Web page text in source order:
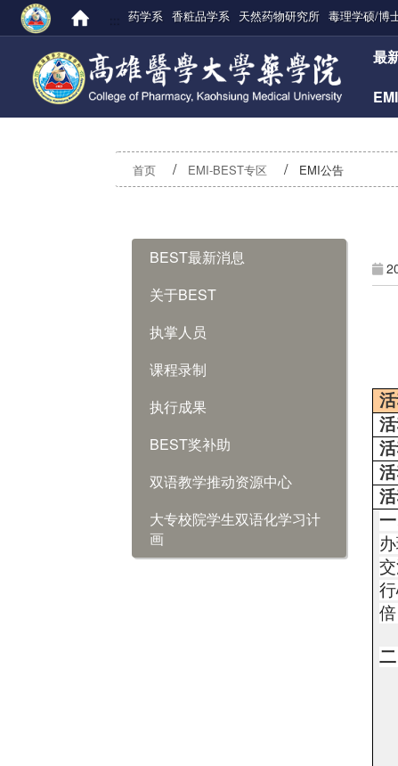
药学系 香粧品学系 天然药物研究所 毒理学硕/博
最
首页 EMI-BEST专区 EMI公告
BEST最新消息
关于BEST
执掌人员
课程录制
执行成果
BEST奖补助
双语教学推动资源中心
大专校院学生双语化学习计
画